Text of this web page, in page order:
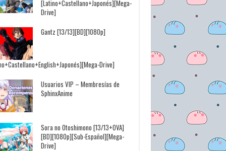
[Latino+Castellano+Japonés][Mega-
Drive]
Gantz [13/13][BD][1080p]
Drive]
Usuarios VIP – Membresías de
SphinxAnime
Sora no Otoshimono [13/13+OVA]
[BD][1080p][Sub-Español][Mega-
Drive]